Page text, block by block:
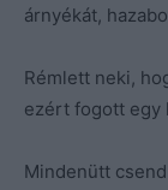
árnyékát,
Rémlett neki,
ezért fogott egy
Mindenütt